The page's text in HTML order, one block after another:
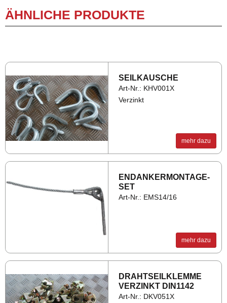
ÄHNLICHE PRODUKTE
SEIL­KAU­SCHE
Art-Nr.: KHV001X
Verzinkt
mehr dazu
EN­DAN­KER­MON­TA­GE­
SET
Art-Nr.: EMS14/16
mehr dazu
DRAHT­SEIL­KLEM­ME
VER­ZINKT DIN1142
Art-Nr.: DKV051X